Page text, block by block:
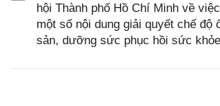
hội Thành phố Hồ Chí Minh về
một số nội dung giải quyết chế độ
sản, dưỡng sức phục hồi sức khỏe